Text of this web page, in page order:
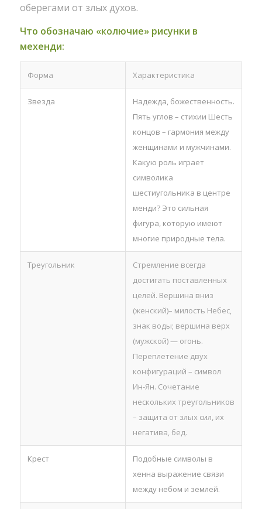
оберегами от злых духов.
Что обозначаю «колючие» рисунки в
мехенди:
Форма Характеристика
Звезда
Надежда, божественность.
Пять углов – стихии Шесть
концов – гармония между
женщинами и мужчинами.
Какую роль играет
символика
шестиугольника в центре
менди? Это сильная
фигура, которую имеют
многие природные тела.
Треугольник
Стремление всегда
достигать поставленных
целей. Вершина вниз
(женский)– милость Небес,
знак воды; вершина верх
(мужской) — огонь.
Переплетение двух
конфигураций – символ
Ин-Ян. Сочетание
нескольких треугольников
– защита от злых сил, их
негатива, бед.
Крест
Подобные символы в
хенна выражение связи
между небом и землей.